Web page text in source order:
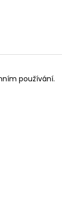
používání.